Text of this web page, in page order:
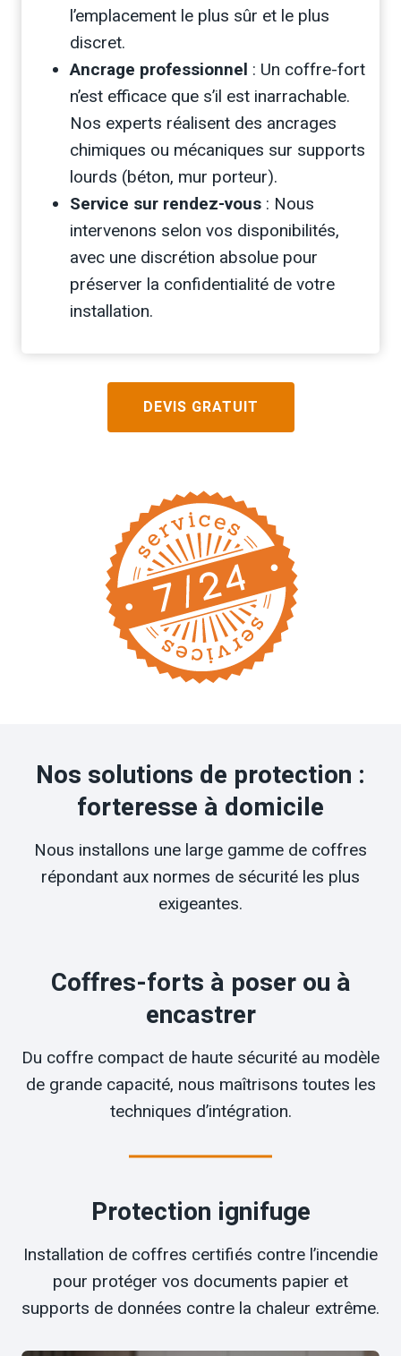
l’emplacement le plus sûr et le plus
discret.
Ancrage professionnel : Un coffre-fort
n’est efficace que s’il est inarrachable.
Nos experts réalisent des ancrages
chimiques ou mécaniques sur supports
lourds (béton, mur porteur).
Service sur rendez-vous : Nous
intervenons selon vos disponibilités,
avec une discrétion absolue pour
préserver la confidentialité de votre
installation.
DEVIS GRATUIT
Nos solutions de protection :
forteresse à domicile
Nous installons une large gamme de coffres
répondant aux normes de sécurité les plus
exigeantes.
Coffres-forts à poser ou à
encastrer
Du coffre compact de haute sécurité au modèle
de grande capacité, nous maîtrisons toutes les
techniques d’intégration.
Protection ignifuge
Installation de coffres certifiés contre l’incendie
pour protéger vos documents papier et
supports de données contre la chaleur extrême.